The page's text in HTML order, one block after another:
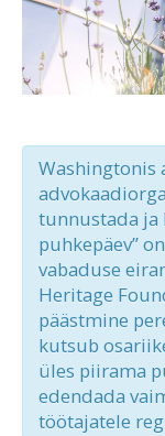
Washingtonis
tunnustada ja
puhkepäev”
vabaduse
Heritage
päästmine
kutsub
üles piirama
edendada
töötajatele